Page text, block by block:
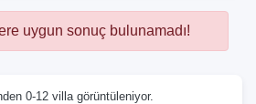
uygun sonuç bulunamadı!
0-12 villa görüntüleniyor.